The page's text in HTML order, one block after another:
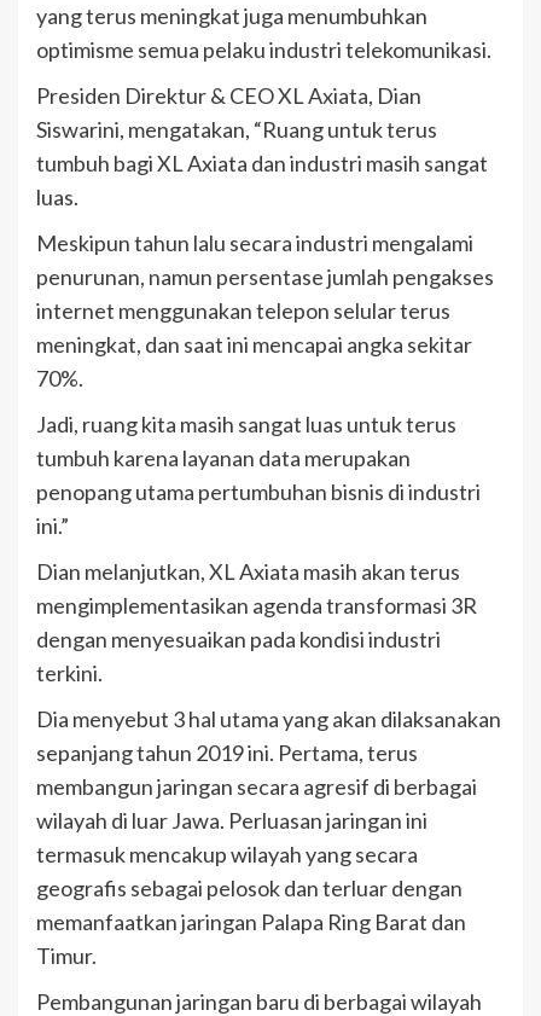
yang terus meningkat juga menumbuhkan
optimisme semua pelaku industri telekomunikasi.
Presiden Direktur & CEO XL Axiata, Dian
Siswarini, mengatakan, “Ruang untuk terus
tumbuh bagi XL Axiata dan industri masih sangat
luas.
Meskipun tahun lalu secara industri mengalami
penurunan, namun persentase jumlah pengakses
internet menggunakan telepon selular terus
meningkat, dan saat ini mencapai angka sekitar
70%.
Jadi, ruang kita masih sangat luas untuk terus
tumbuh karena layanan data merupakan
penopang utama pertumbuhan bisnis di industri
ini.”
Dian melanjutkan, XL Axiata masih akan terus
mengimplementasikan agenda transformasi 3R
dengan menyesuaikan pada kondisi industri
terkini.
Dia menyebut 3 hal utama yang akan dilaksanakan
sepanjang tahun 2019 ini. Pertama, terus
membangun jaringan secara agresif di berbagai
wilayah di luar Jawa. Perluasan jaringan ini
termasuk mencakup wilayah yang secara
geografis sebagai pelosok dan terluar dengan
memanfaatkan jaringan Palapa Ring Barat dan
Timur.
Pembangunan jaringan baru di berbagai wilayah